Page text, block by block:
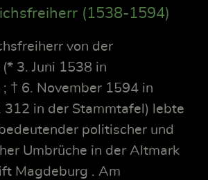
(1538-1594)
von der
3. Juni 1538 in
† 6. November 1594 in
312 in der Stammtafel) lebte
politischer und
Umbrüche in der Altmark
Magdeburg . Am